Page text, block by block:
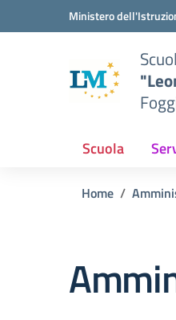
Vai ai contenuti
Vai al menu di navigazione
Ministero
Scuola
Home